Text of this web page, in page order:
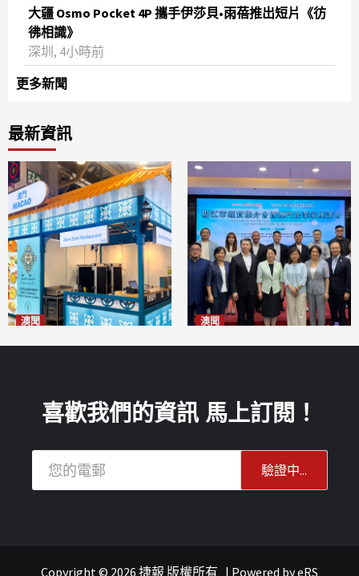
大疆 Osmo Pocket 4P 攜手伊莎貝•雨蓓推出短片《彷
彿相識》
深圳, 4小時前
更多新聞
最新資訊
澳聞 澳聞
喜歡我們的資訊 馬上訂閱！
Copyright © 2026 捷報 版權所有 | Powered byeRS